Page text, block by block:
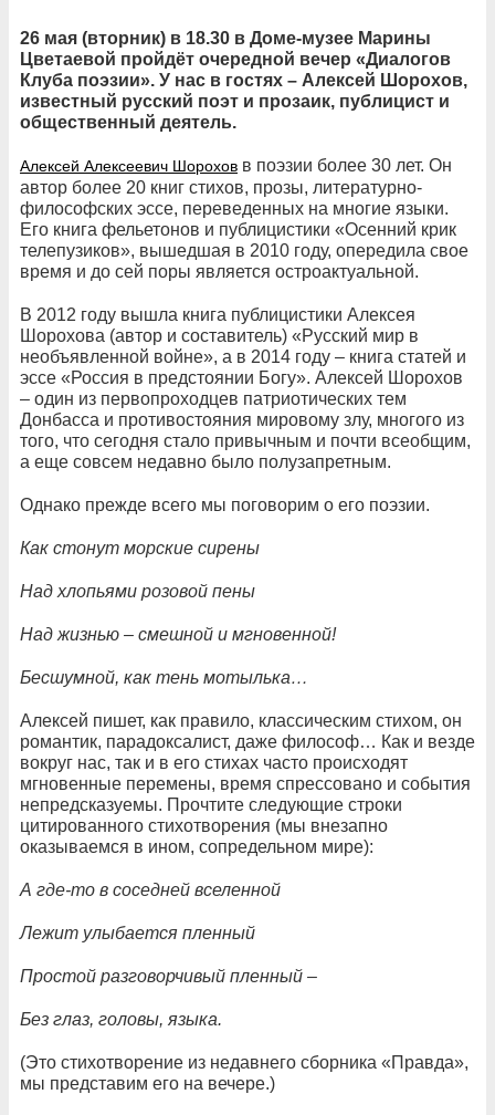
26 мая (вторник) в 18.30 в Доме-музее Марины
Цветаевой пройдёт очередной вечер «Диалогов
Клуба поэзии». У нас в гостях – Алексей Шорохов,
известный русский поэт и прозаик, публицист и
общественный деятель.
Алексей Алексеевич Шорохов в поэзии более 30 лет. Он
автор более 20 книг стихов, прозы, литературно-
философских эссе, переведенных на многие языки.
Его книга фельетонов и публицистики «Осенний крик
телепузиков», вышедшая в 2010 году, опередила свое
время и до сей поры является остроактуальной.
В 2012 году вышла книга публицистики Алексея
Шорохова (автор и составитель) «Русский мир в
необъявленной войне», а в 2014 году – книга статей и
эссе «Россия в предстоянии Богу». Алексей Шорохов
– один из первопроходцев патриотических тем
Донбасса и противостояния мировому злу, многого из
того, что сегодня стало привычным и почти всеобщим,
а еще совсем недавно было полузапретным.
Однако прежде всего мы поговорим о его поэзии.
Как стонут морские сирены
Над хлопьями розовой пены
Над жизнью – смешной и мгновенной!
Бесшумной, как тень мотылька…
Алексей пишет, как правило, классическим стихом, он
романтик, парадоксалист, даже философ… Как и везде
вокруг нас, так и в его стихах часто происходят
мгновенные перемены, время спрессовано и события
непредсказуемы. Прочтите следующие строки
цитированного стихотворения (мы внезапно
оказываемся в ином, сопредельном мире):
А где-то в соседней вселенной
Лежит улыбается пленный
Простой разговорчивый пленный –
Без глаз, головы, языка.
(Это стихотворение из недавнего сборника «Правда»,
мы представим его на вечере.)